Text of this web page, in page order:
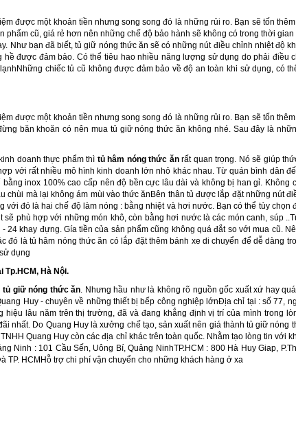
được một khoản tiền nhưng song song đó là những rủi ro. Bạn sẽ tốn
phẩm cũ, giá rẻ hơn nên những chế độ bảo hành sẽ không có trong thời
Như bạn đã biết, tủ giữ nóng thức ăn sẽ có những nút điều chỉnh nhiệt độ
được đảm bảo. Có thể tiêu hao nhiều năng lượng sử dụng do phải điều
chiếc tủ cũ không được đảm bảo về độ an toàn khi sử dụng, có
được một khoản tiền nhưng song song đó là những rủi ro. Bạn sẽ tốn
băn khoăn có nên mua tủ giữ nóng thức ăn không nhé. Sau đây là
doanh thực phẩm thì tủ hâm nóng thức ănrất quan trọng. Nó sẽ giúp
với rất nhiều mô hình kinh doanh lớn nhỏ khác nhau. Từ quán bình dân
inox 100% cao cấp nên độ bền cực lâu dài và không bị han gỉ. Không
chùi mà lại không ám mùi vào thức ănBên thân tủ được lắp đặt những nút
với đó là hai chế độ làm nóng : bằng nhiệt và hơi nước. Bạn có thể tùy chọn
sẽ phù hợp với những món khô, còn bằng hơi nước là các món canh, súp
24 khay đựng. Gía tiền của sản phẩm cũng không quá đắt so với mua cũ.
đó là tủ hâm nóng thức ăn có lắp đặt thêm bánh xe di chuyển để dễ dàng
dụng
Hà Nội.
tủ giữ nóng thức ăn . Nhưng hầu như là không rõ nguồn gốc xuất xứ hay
Huy - chuyên về những thiết bị bếp công nghiệp lớnĐịa chỉ tại : số 77,
hiệu lâu năm trên thị trường, đã và đang khẳng định vị trí của mình trong
nhất. Do Quang Huy là xưởng chế tạo, sản xuất nên giá thành tủ giữ nóng
Quang Huy còn các địa chỉ khác trên toàn quốc. Nhằm tạo lòng tin với
Ninh : 101 Cầu Sến, Uông Bí, Quảng NinhTP.HCM : 800 Hà Huy Giap,
TP. HCMHỗ trợ chi phí vận chuyển cho những khách hàng ở xa